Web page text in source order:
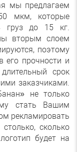
мы предлагаем
мкм, которые
груз до 15 кг.
вторым слоем
поэтому
его прочности и
срок
заказчиками.
не только
стать Вашим
рекламировать
сколько
будет на